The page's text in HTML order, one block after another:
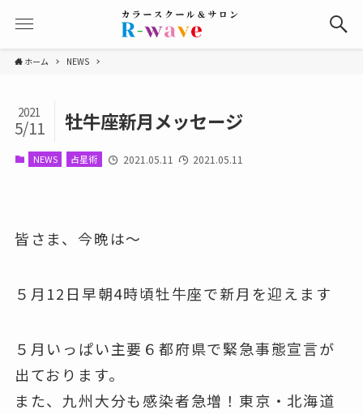
ホーム NEWS
牡牛座新月メッセージ
2021
5/11
NEWS 占星術 2021.05.11 2021.05.11
皆さま、今晩は～
５月12日早朝4時頃牡牛座で新月を迎えます
５月いっぱい主要６都府県で緊急事態宣言が
出ております。
また、九州大分も感染者急増！東京・北海道